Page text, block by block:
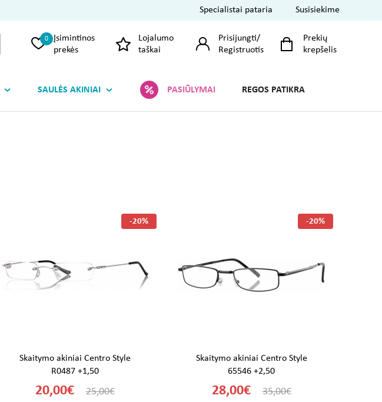
Specialistai pataria Susisiekime
Įsimintinos
prekės
0
Lojalumo
taškai
Prisijungti/
Registruotis
Prekių
krepšelis
SAULĖS AKINIAI PASIŪLYMAI REGOS PATIKRA
-20%
Skaitymo akiniai Centro Style
R0487 +1,50
20,00€ 25,00€
-20%
Skaitymo akiniai Centro Style
65546 +2,50
28,00€ 35,00€